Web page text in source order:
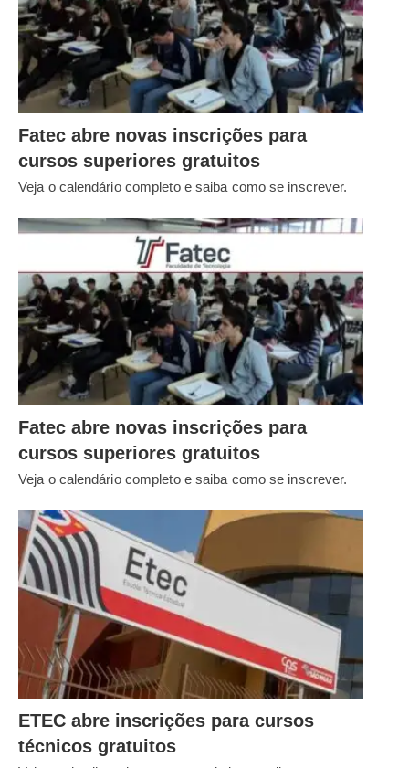
Fatec abre novas inscrições para
cursos superiores gratuitos
Veja o calendário completo e saiba como se inscrever.
Fatec abre novas inscrições para
cursos superiores gratuitos
Veja o calendário completo e saiba como se inscrever.
ETEC abre inscrições para cursos
técnicos gratuitos